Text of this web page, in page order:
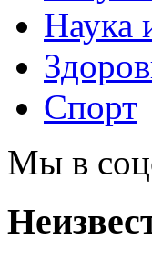
Наука
Спорт
Мы в